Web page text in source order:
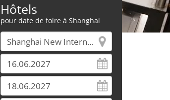
Hôtels
pour date de foire à Shanghai